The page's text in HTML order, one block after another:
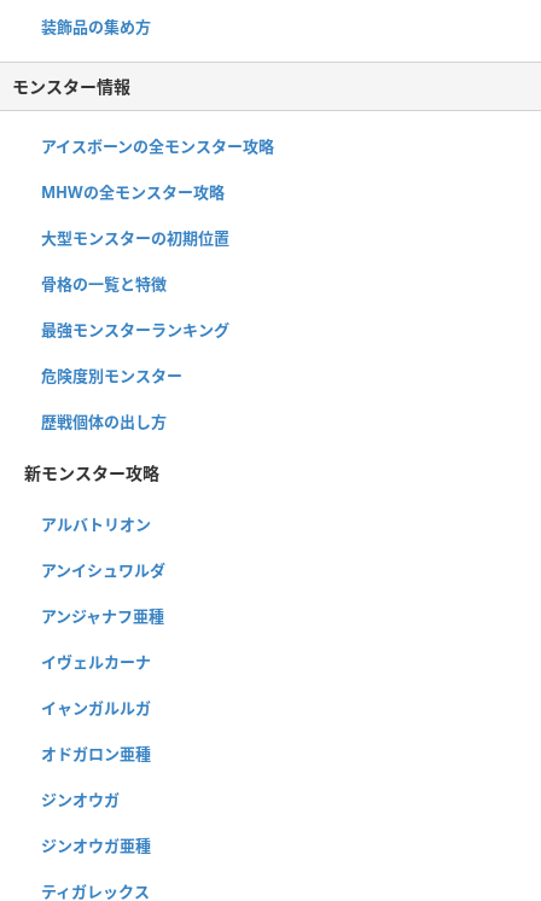
装飾品の集め方
モンスター情報
アイスボーンの全モンスター攻略
MHWの全モンスター攻略
大型モンスターの初期位置
骨格の一覧と特徴
最強モンスターランキング
危険度別モンスター
歴戦個体の出し方
新モンスター攻略
アルバトリオン
アンイシュワルダ
アンジャナフ亜種
イヴェルカーナ
イャンガルルガ
オドガロン亜種
ジンオウガ
ジンオウガ亜種
ティガレックス